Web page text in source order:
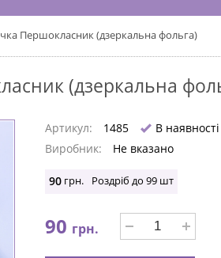
Першокласник (дзеркальна фольга)
(дзеркальна
Артикул: 1485
В наявності
Виробник:
Не вказано
90 грн. Роздріб до 99шт
90 грн.